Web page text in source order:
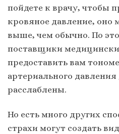
пойдете к врачу, чтобы
кровяное давление, оно
выше, чем обычно. По
поставщики
предоставить вам
артериального
расслаблены.
Но есть много других
страхи могут создать